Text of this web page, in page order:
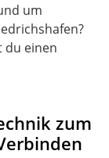
um
du einen
zum